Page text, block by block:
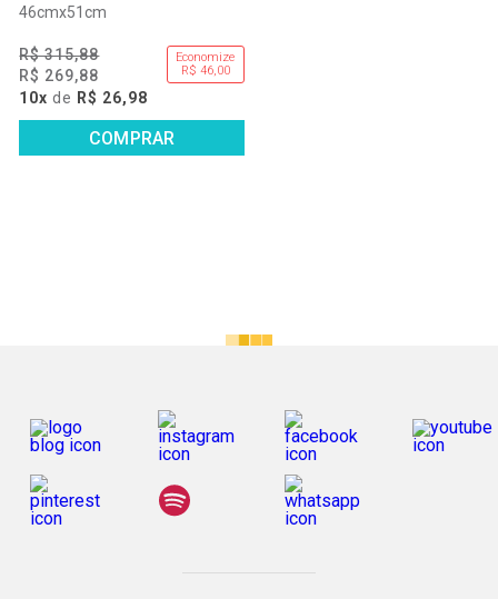
46cmx51cm
R$ 315,88
R$ 269,88
Economize
R$ 46,00
10x de R$ 26,98
COMPRAR